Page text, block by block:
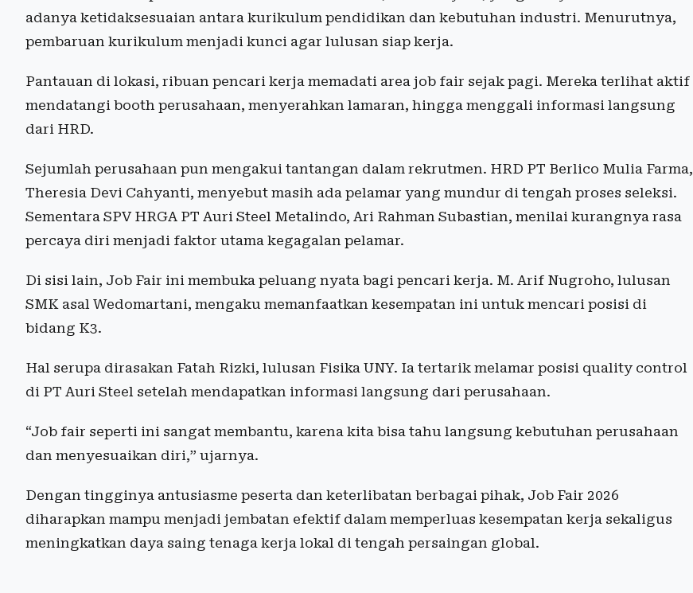
adanya ketidaksesuaian antara kurikulum pendidikan dan kebutuhan industri. Menurutnya,
pembaruan kurikulum menjadi kunci agar lulusan siap kerja.
Pantauan di lokasi, ribuan pencari kerja memadati area job fair sejak pagi. Mereka terlihat aktif
mendatangi booth perusahaan, menyerahkan lamaran, hingga menggali informasi langsung
dari HRD.
Sejumlah perusahaan pun mengakui tantangan dalam rekrutmen. HRD PT Berlico Mulia Farma,
Theresia Devi Cahyanti, menyebut masih ada pelamar yang mundur di tengah proses seleksi.
Sementara SPV HRGA PT Auri Steel Metalindo, Ari Rahman Subastian, menilai kurangnya rasa
percaya diri menjadi faktor utama kegagalan pelamar.
Di sisi lain, Job Fair ini membuka peluang nyata bagi pencari kerja. M. Arif Nugroho, lulusan
SMK asal Wedomartani, mengaku memanfaatkan kesempatan ini untuk mencari posisi di
bidang K3.
Hal serupa dirasakan Fatah Rizki, lulusan Fisika UNY. Ia tertarik melamar posisi quality control
di PT Auri Steel setelah mendapatkan informasi langsung dari perusahaan.
“Job fair seperti ini sangat membantu, karena kita bisa tahu langsung kebutuhan perusahaan
dan menyesuaikan diri,” ujarnya.
Dengan tingginya antusiasme peserta dan keterlibatan berbagai pihak, Job Fair 2026
diharapkan mampu menjadi jembatan efektif dalam memperluas kesempatan kerja sekaligus
meningkatkan daya saing tenaga kerja lokal di tengah persaingan global.